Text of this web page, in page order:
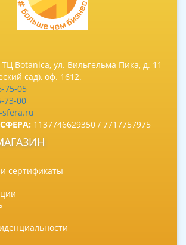
Botanica, ул. Вильгельма Пика, д. 11
сад), оф. 1612.
75-05
73-00
sfera.ru
1137746629350 / 7717757975
сертификаты